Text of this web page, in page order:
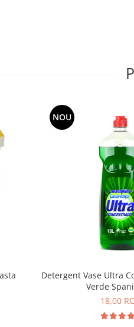
NOU
Detergent Vase Ultra
Verde
18,00